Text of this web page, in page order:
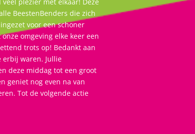
plezier met elkaar! Deze
BeestenBenders die zich
voor een schoner
omgeving elke keer een
trots op! Bedankt aan
waren. Jullie
deze middag tot een groot
geniet nog even na van
Tot de volgende actie